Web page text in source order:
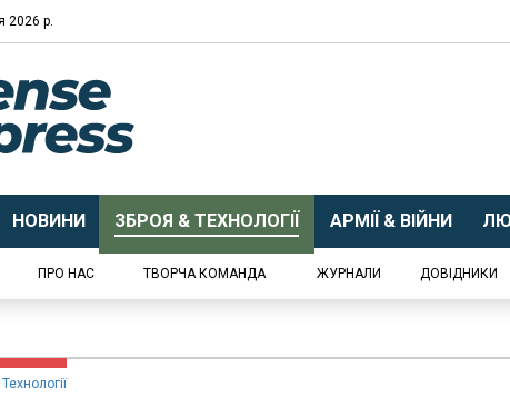
2026 р.
НОВИНИ ЗБРОЯ & ТЕХНОЛОГІЇ АРМІЇ & ВІЙНИ
ПРО НАС ТВОРЧА КОМАНДА ЖУРНАЛИ ДОВІДНИКИ